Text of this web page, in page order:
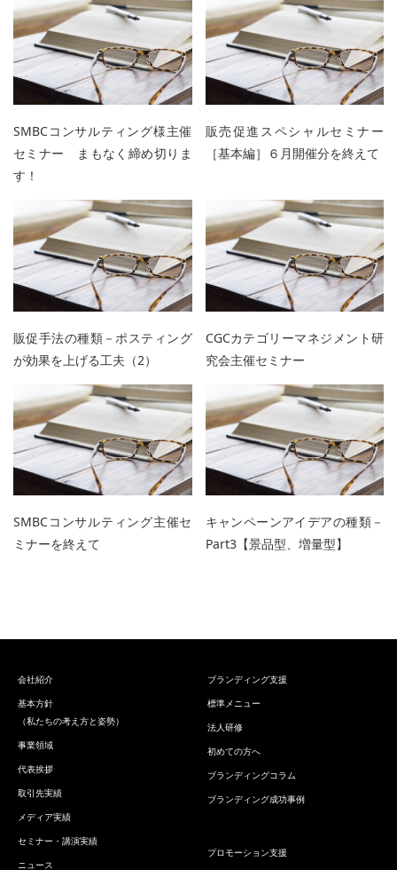
SMBCコンサルティング様主催
セミナー まもなく締め切りま
す！
販売促進スペシャルセミナー
［基本編］６月開催分を終えて
販促手法の種類－ポスティング
が効果を上げる工夫（2）
CGCカテゴリーマネジメント研
究会主催セミナー
SMBCコンサルティング主催セ
ミナーを終えて
キャンペーンアイデアの種類－
Part3【景品型、増量型】
会社紹介
基本方針
（私たちの考え方と姿勢）
事業領域
代表挨拶
取引先実績
メディア実績
セミナー・講演実績
ニュース
ブランディング支援
標準メニュー
法人研修
初めての方へ
ブランディングコラム
ブランディング成功事例
プロモーション支援